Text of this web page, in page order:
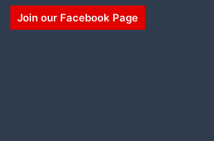
Join our Facebook Page